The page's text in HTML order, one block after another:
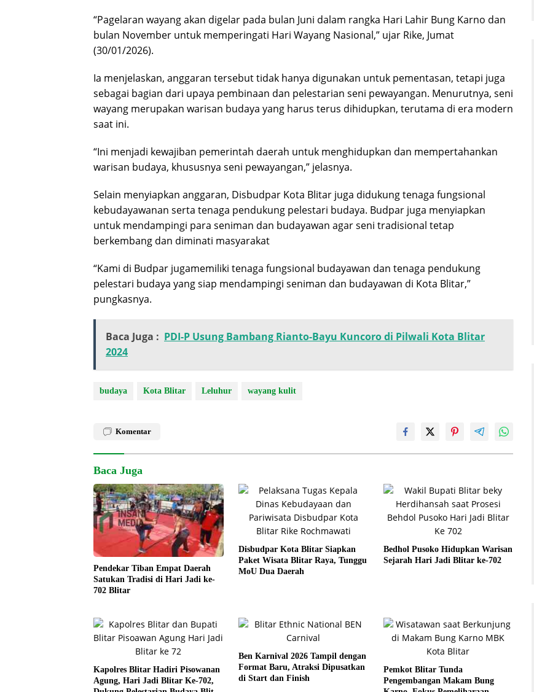
“Pagelaran wayang akan digelar pada bulan Juni dalam rangka Hari Lahir Bung Karno dan
bulan November untuk memperingati Hari Wayang Nasional,” ujar Rike, Jumat
(30/01/2026).
Ia menjelaskan, anggaran tersebut tidak hanya digunakan untuk pementasan, tetapi juga
sebagai bagian dari upaya pembinaan dan pelestarian seni pewayangan. Menurutnya, seni
wayang merupakan warisan budaya yang harus terus dihidupkan, terutama di era modern
saat ini.
“Ini menjadi kewajiban pemerintah daerah untuk menghidupkan dan mempertahankan
warisan budaya, khususnya seni pewayangan,” jelasnya.
Selain menyiapkan anggaran, Disbudpar Kota Blitar juga didukung tenaga fungsional
kebudayawanan serta tenaga pendukung pelestari budaya. Budpar juga menyiapkan
untuk mendampingi para seniman dan budayawan agar seni tradisional tetap
berkembang dan diminati masyarakat
“Kami di Budpar jugamemiliki tenaga fungsional budayawan dan tenaga pendukung
pelestari budaya yang siap mendampingi seniman dan budayawan di Kota Blitar,”
pungkasnya.
Baca Juga : PDI-P Usung Bambang Rianto-Bayu Kuncoro di Pilwali Kota Blitar
2024
budaya Kota Blitar Leluhur wayang kulit
Komentar
Baca Juga
Pendekar Tiban Empat Daerah
Satukan Tradisi di Hari Jadi ke-
702 Blitar
Disbudpar Kota Blitar Siapkan
Paket Wisata Blitar Raya, Tunggu
MoU Dua Daerah
Bedhol Pusoko Hidupkan Warisan
Sejarah Hari Jadi Blitar ke-702
Kapolres Blitar Hadiri Pisowanan
Agung, Hari Jadi Blitar Ke-702,
Ben Karnival 2026 Tampil dengan
Format Baru, Atraksi Dipusatkan
di Start dan Finish
Pemkot Blitar Tunda
Pengembangan Makam Bung